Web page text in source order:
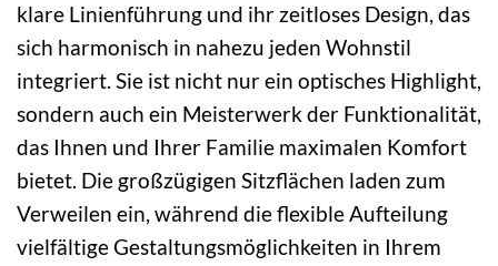
klare Linienführung und ihr zeitloses Design, das
sich harmonisch in nahezu jeden Wohnstil
integriert. Sie ist nicht nur ein optisches Highlight,
sondern auch ein Meisterwerk der Funktionalität,
das Ihnen und Ihrer Familie maximalen Komfort
bietet. Die großzügigen Sitzflächen laden zum
Verweilen ein, während die flexible Aufteilung
vielfältige Gestaltungsmöglichkeiten in Ihrem